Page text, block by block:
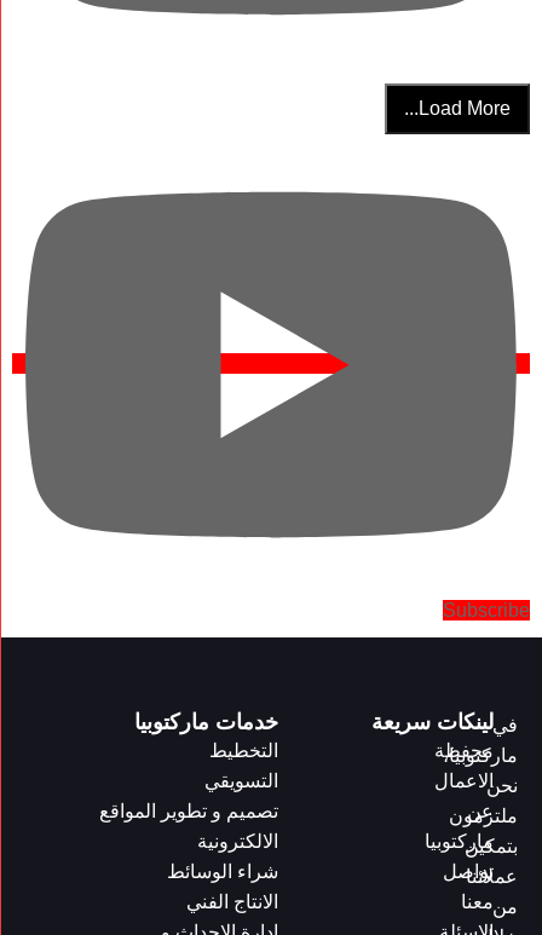
Load More...
Subscribe
في
ماركتوبيا،
نحن
ملتزمون
بتمكين
عملائنا
من
لينكات سريعة
محفظة
الاعمال
عن
ماركتوبيا
تواصل
معنا
خدمات ماركتوبيا
التخطيط
التسويقي
تصميم و تطوير المواقع
الالكترونية
شراء الوسائط
الانتاج الفني